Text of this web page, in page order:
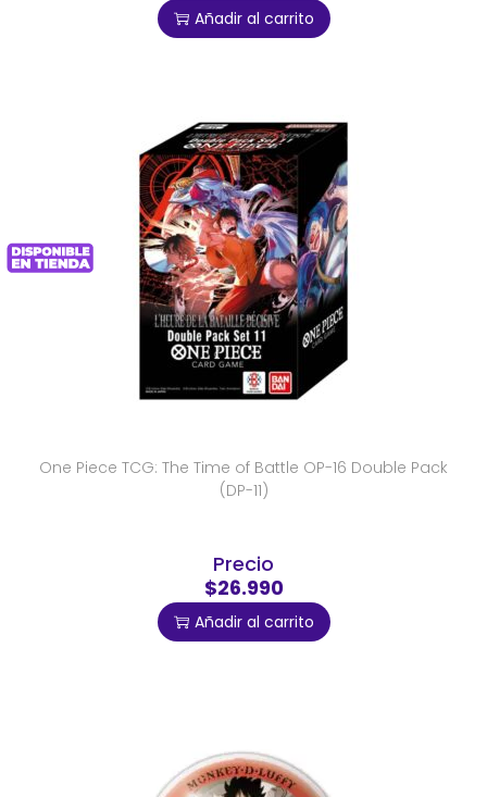
Añadir al carrito
One Piece TCG: The Time of Battle OP-16 Double Pack
(DP-11)
Precio
$26.990
Añadir al carrito